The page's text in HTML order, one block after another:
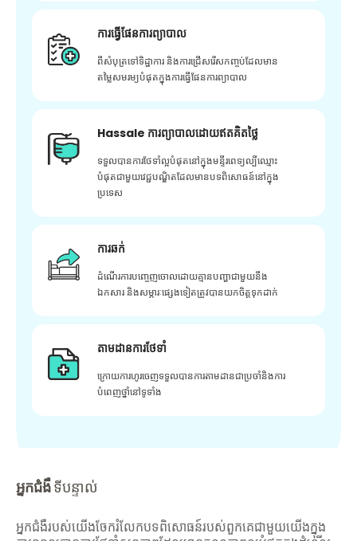
ការធ្វើផែនការព្យាបាល
ពីសំបុត្រទៅទិដ្ឋាការ និងការជ្រើសរើសកញ្ចប់ដែលមាន
តម្លៃសមរម្យបំផុតក្នុងការធ្វើផែនការព្យាបាល
Hassale ការព្យាបាលដោយឥតគិតថ្លៃ
ទទួលបានការថែទាំល្អបំផុតនៅក្នុងមន្ទីរពេទ្យល្បីឈ្មោះ
បំផុតជាមួយវេជ្ជបណ្ឌិតដែលមានបទពិសោធន៍នៅក្នុង
ប្រទេស
ការឆក់
ដំណើរការបញ្ចេញចោលដោយគ្មានបញ្ហាជាមួយនឹង
ឯកសារ និងសម្ភារៈផ្សេងទៀតត្រូវបានយកចិត្តទុកដាក់
តាមដានការថែទាំ
ក្រោយ​ការ​ហូរ​ចេញ​ទទួល​បាន​ការ​តាមដាន​ជា​ប្រចាំ​និង​ការ​
បំពេញ​ថ្នាំ​នៅ​ទូទាំង​
អ្នកជំងឺទីបន្ទាល់
អ្នកជំងឺរបស់យើងចែករំលែកបទពិសោធន៍របស់ពួកគេជាមួយយើងក្នុង